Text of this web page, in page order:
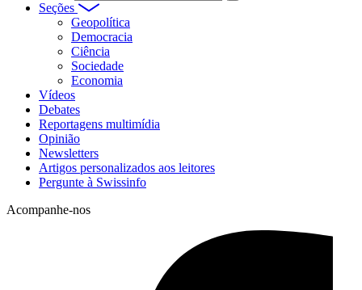
Seções
Geopolítica
Democracia
Ciência
Sociedade
Economia
Vídeos
Debates
Reportagens multimídia
Opinião
Newsletters
Artigos personalizados aos leitores
Pergunte à Swissinfo
Acompanhe-nos